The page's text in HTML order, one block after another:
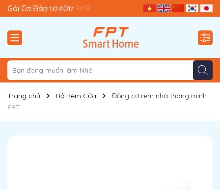
Gói Trải Nghiệm từ 9tr9
Gói Cơ Bản từ 40tr
Trang chủ Bộ Rèm Cửa
Động cơ rèm nhà thông minh
FPT